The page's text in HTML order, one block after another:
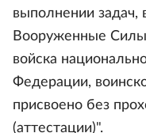
выполнении задач,
Вооруженные
войска
Федерации,
присвоено без
(аттестации)".